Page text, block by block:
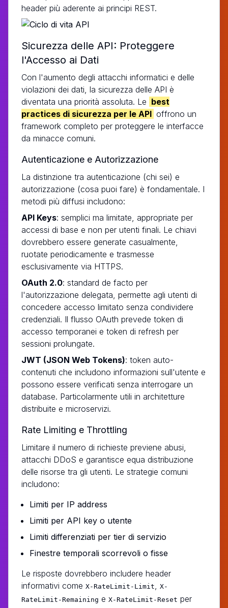
header più aderente ai principi REST.
Sicurezza delle API: Proteggere
l'Accesso ai Dati
Con l'aumento degli attacchi informatici e delle
violazioni dei dati, la sicurezza delle API è
diventata una priorità assoluta. Le best
practices di sicurezza per le API offrono un
framework completo per proteggere le interfacce
da minacce comuni.
Autenticazione e Autorizzazione
La distinzione tra autenticazione (chi sei) e
autorizzazione (cosa puoi fare) è fondamentale. I
metodi più diffusi includono:
API Keys: semplici ma limitate, appropriate per
accessi di base e non per utenti finali. Le chiavi
dovrebbero essere generate casualmente,
ruotate periodicamente e trasmesse
esclusivamente via HTTPS.
OAuth 2.0: standard de facto per
l'autorizzazione delegata, permette agli utenti di
concedere accesso limitato senza condividere
credenziali. Il flusso OAuth prevede token di
accesso temporanei e token di refresh per
sessioni prolungate.
JWT (JSON Web Tokens): token auto-
contenuti che includono informazioni sull'utente e
possono essere verificati senza interrogare un
database. Particolarmente utili in architetture
distribuite e microservizi.
Rate Limiting e Throttling
Limitare il numero di richieste previene abusi,
attacchi DDoS e garantisce equa distribuzione
delle risorse tra gli utenti. Le strategie comuni
includono:
Limiti per IP address
Limiti per API key o utente
Limiti differenziati per tier di servizio
Finestre temporali scorrevoli o fisse
Le risposte dovrebbero includere header
informativi come X-RateLimit-Limit
X-
RateLimit-Remaining e X-RateLimit-Reset per